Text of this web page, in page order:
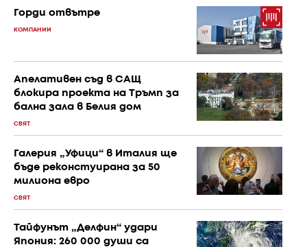
Горди отвътре
КОМПАНИИ
Апелативен съд в САЩ
блокира проекта на Тръмп за
бална зала в Белия дом
СВЯТ
Галерия „Уфици“ в Италия ще
бъде реконстуирана за 50
милиона евро
СВЯТ
Тайфунът „Делфин“ удари
Япония: 260 000 души са